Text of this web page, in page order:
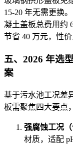
15-20 年无需更换
凝土盖板总费用约
节省 40 万元，性价
五、2026 年选
案
基于污水池工况差
板需聚焦四大要点
强腐蚀工况（
材质，适配